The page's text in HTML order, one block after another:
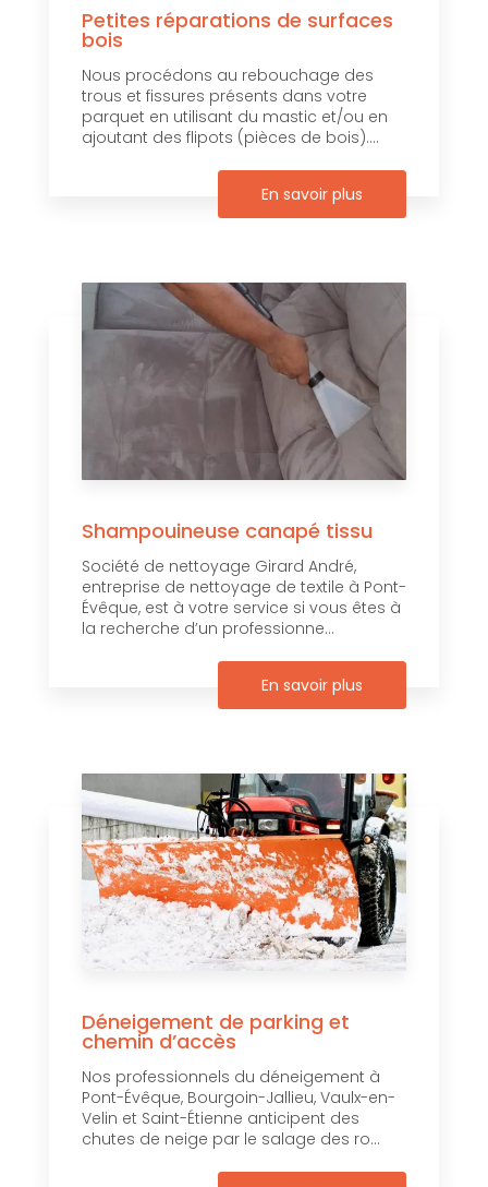
Petites réparations de surfaces
bois
Nous procédons au rebouchage des
trous et fissures présents dans votre
parquet en utilisant du mastic et/ou en
ajoutant des flipots (pièces de bois)....
En savoir plus
Shampouineuse canapé tissu
Société de nettoyage Girard André,
entreprise de nettoyage de textile à Pont-
Évêque, est à votre service si vous êtes à
la recherche d’un professionne...
En savoir plus
Déneigement de parking et
chemin d’accès
Nos professionnels du déneigement à
Pont-Évêque, Bourgoin-Jallieu, Vaulx-en-
Velin et Saint-Étienne anticipent des
chutes de neige par le salage des ro...